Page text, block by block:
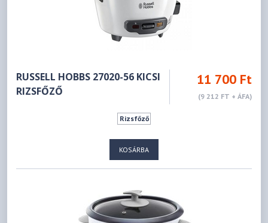
RUSSELL HOBBS 27020-56 KICSI
RIZSFŐZŐ
11 700 Ft
(9 212 FT + ÁFA)
Rizsfőző
KOSÁRBA